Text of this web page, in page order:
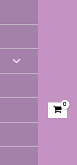
Alternar